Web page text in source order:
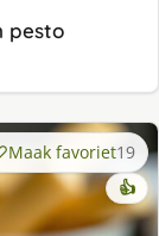
pesto
Maak favoriet19
👍